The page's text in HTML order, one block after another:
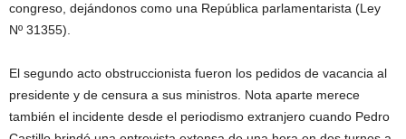
congreso, dejándonos como una República parlamentarista (Ley
Nº 31355).
El segundo acto obstruccionista fueron los pedidos de vacancia al
presidente y de censura a sus ministros. Nota aparte merece
también el incidente desde el periodismo extranjero cuando Pedro